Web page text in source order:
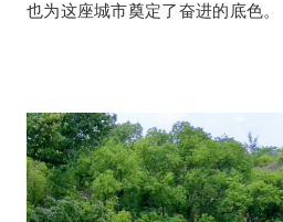
也为这座城市奠定了奋进的底色。